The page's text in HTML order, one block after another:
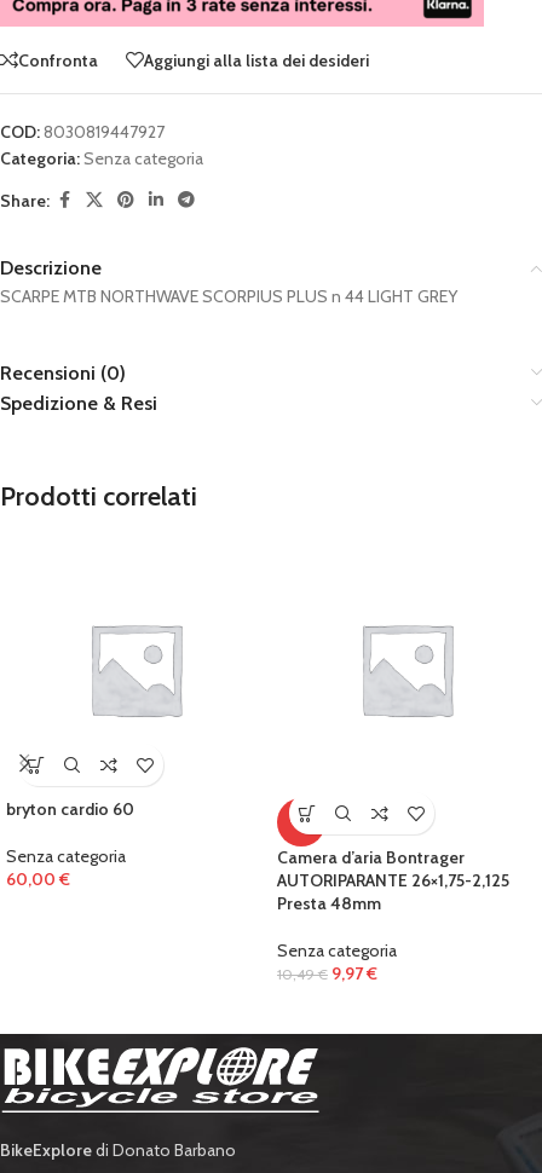
Confronta Aggiungi alla lista dei desideri
COD:8030819447927
Categoria:Senza categoria
Share:
Descrizione
SCARPE MTB NORTHWAVE SCORPIUS PLUS n 44 LIGHT GREY
Recensioni (0)
Spedizione & Resi
Prodotti correlati
bryton cardio 60
Senza categoria
60,00 €
-5%
Camera d’aria Bontrager
AUTORIPARANTE 26×1,75-2,125
Presta 48mm
Senza categoria
10,49€ 9,97€
BikeExploredi Donato Barbano